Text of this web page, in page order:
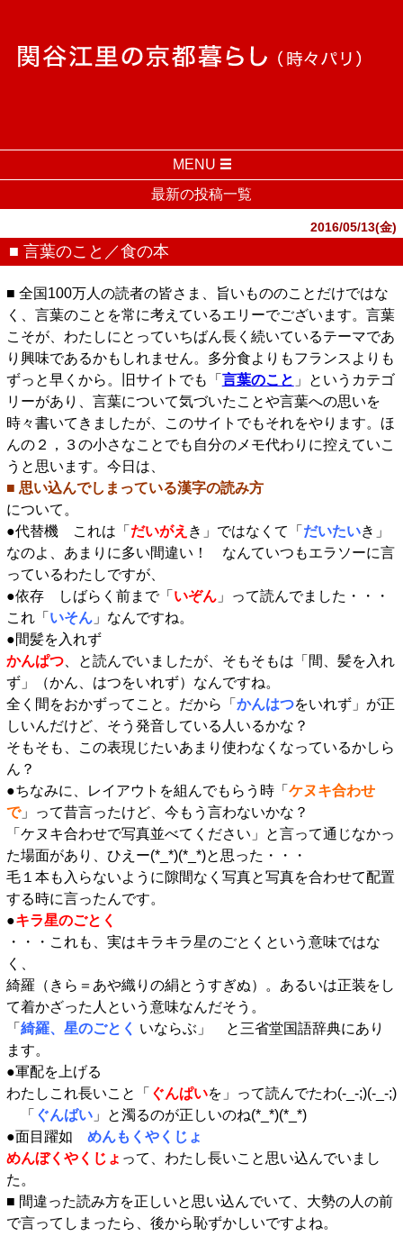
MENU
最新の投稿一覧
2016/05/13(金)
■ 言葉のこと／食の本
■ 全国100万人の読者の皆さま、旨いもののことだけではな
く、言葉のことを常に考えているエリーでございます。言葉
こそが、わたしにとっていちばん長く続いているテーマであ
り興味であるかもしれません。多分食よりもフランスよりも
ずっと早くから。旧サイトでも「 言葉のこと 」というカテゴ
リーがあり、言葉について気づいたことや言葉への思いを
時々書いてきましたが、このサイトでもそれをやります。ほ
んの２，３の小さなことでも自分のメモ代わりに控えていこ
うと思います。今日は、
■ 思い込んでしまっている漢字の読み方
について。
●代替機 これは「 だいがえ き」ではなくて「 だいたいき」
なのよ、あまりに多い間違い！ なんていつもエラソーに言
っているわたしですが、
●依存 しばらく前まで「 いぞん」って読んでました・・・
これ「 いそん」なんですね。
●間髪を入れず
かんぱつ、と読んでいましたが、そもそもは「間、髪を入れ
ず」（かん、はつをいれず）なんですね。
全く間をおかずってこと。だから「 かんはつをいれず」が正
しいんだけど、そう発音している人いるかな？
そもそも、この表現じたいあまり使わなくなっているかしら
ん？
●ちなみに、レイアウトを組んでもらう時「 ケヌキ合わせ
で」って昔言ったけど、今もう言わないかな？
「ケヌキ合わせで写真並べてください」と言って通じなかっ
た場面があり、ひえー(*_*)(*_*)と思った・・・
毛１本も入らないように隙間なく写真と写真を合わせて配置
する時に言ったんです。
●キラ星のごとく
・・・これも、実はキラキラ星のごとくという意味ではな
く、
綺羅（きら＝あや織りの絹とうすぎぬ）。あるいは正装をし
て着かざった人という意味なんだそう。
「 綺羅、星のごとく いならぶ」 と三省堂国語辞典にあり
ます。
●軍配を上げる
わたしこれ長いこと「 ぐんぱいを」って読んでたわ(-_-;)(-_-;)
「 ぐんばい」と濁るのが正しいのね(*_*)(*_*)
●面目躍如 めんもくやくじょ
めんぼくやくじょ って、わたし長いこと思い込んでいまし
た。
■ 間違った読み方を正しいと思い込んでいて、大勢の人の前
で言ってしまったら、後から恥ずかしいですよね。